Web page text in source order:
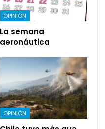
OPINIÓN
La semana
aeronáutica
OPINIÓN